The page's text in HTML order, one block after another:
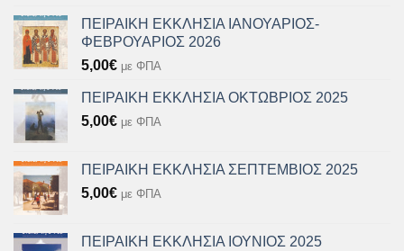
ΠΕΙΡΑΙΚΗ ΕΚΚΛΗΣΙΑ ΙΑΝΟΥΑΡΙΟΣ-
ΦΕΒΡΟΥΑΡΙΟΣ 2026
5,00€ με ΦΠΑ
ΠΕΙΡΑΙΚΗ ΕΚΚΛΗΣΙΑ ΟΚΤΩΒΡΙΟΣ 2025
5,00€ με ΦΠΑ
ΠΕΙΡΑΙΚΗ ΕΚΚΛΗΣΙΑ ΣΕΠΤΕΜΒΙΟΣ 2025
5,00€ με ΦΠΑ
ΠΕΙΡΑΙΚΗ ΕΚΚΛΗΣΙΑ ΙΟΥΝΙΟΣ 2025